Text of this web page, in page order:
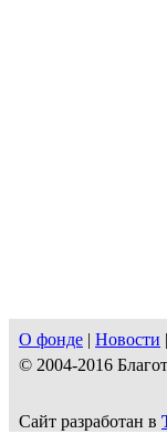
О фонде | Новости |
© 2004-2016
Сайт разработан в